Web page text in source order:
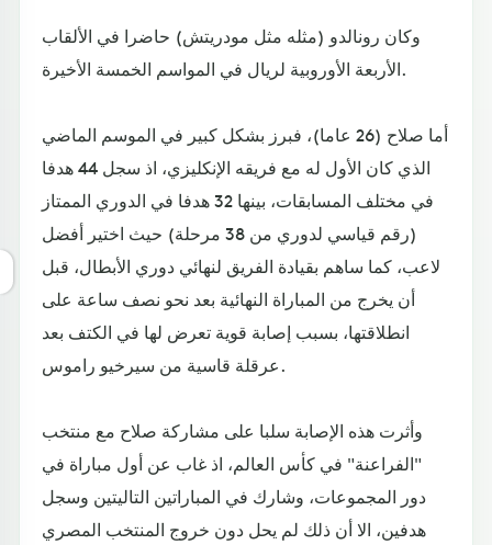
وكان رونالدو (مثله مثل مودريتش) حاضرا في الألقاب
الأربعة الأوروبية لريال في المواسم الخمسة الأخيرة.
أما صلاح (26 عاما)، فبرز بشكل كبير في الموسم الماضي
الذي كان الأول له مع فريقه الإنكليزي، اذ سجل 44 هدفا
في مختلف المسابقات، بينها 32 هدفا في الدوري الممتاز
(رقم قياسي لدوري من 38 مرحلة) حيث اختير أفضل
لاعب، كما ساهم بقيادة الفريق لنهائي دوري الأبطال، قبل
أن يخرج من المباراة النهائية بعد نحو نصف ساعة على
انطلاقتها، بسبب إصابة قوية تعرض لها في الكتف بعد
عرقلة قاسية من سيرخيو راموس.
وأثرت هذه الإصابة سلبا على مشاركة صلاح مع منتخب
"الفراعنة" في كأس العالم، اذ غاب عن أول مباراة في
دور المجموعات، وشارك في المباراتين التاليتين وسجل
هدفين، الا أن ذلك لم يحل دون خروج المنتخب المصري